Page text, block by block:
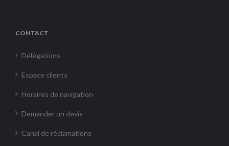
CONTACT
Délégations
Espace clients
Horaires de navigation
Demander un devis
Canal de réclamations